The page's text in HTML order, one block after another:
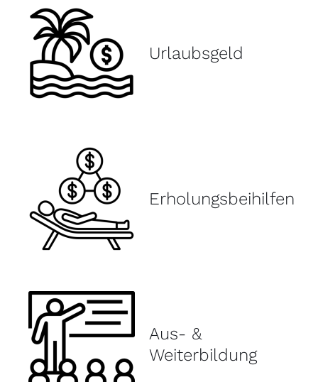
Urlaubsgeld
Erholungsbeihilfen
Aus- &
Weiterbildung